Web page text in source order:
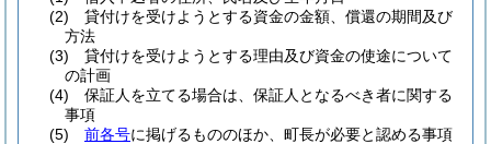
(2)
貸付けを受けようとする資金の金額、償還の期間及び
方法
(3)
貸付けを受けようとする理由及び資金の使途について
の計画
(4)
保証人を立てる場合は、保証人となるべき者に関する
事項
(5)
前各号に掲げるもののほか、町長が必要と認める事項